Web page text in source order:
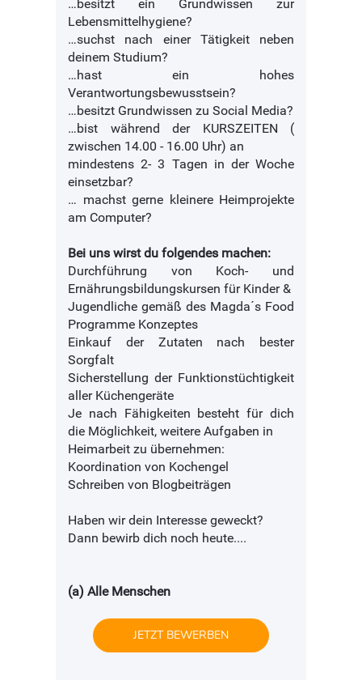
…besitzt ein Grundwissen zur
Lebensmittelhygiene?
…suchst nach einer Tätigkeit neben
deinem Studium?
…hast ein hohes
Verantwortungsbewusstsein?
…besitzt Grundwissen zu Social Media?
…bist während der KURSZEITEN (
zwischen 14.00 - 16.00 Uhr) an
mindestens 2- 3 Tagen in der Woche
einsetzbar?
… machst gerne kleinere Heimprojekte
am Computer?
Bei uns wirst du folgendes machen:
Durchführung von Koch- und
Ernährungsbildungskursen für Kinder &
Jugendliche gemäß des Magda´s Food
Programme Konzeptes
Einkauf der Zutaten nach bester
Sorgfalt
Sicherstellung der Funktionstüchtigkeit
aller Küchengeräte
Je nach Fähigkeiten besteht für dich
die Möglichkeit, weitere Aufgaben in
Heimarbeit zu übernehmen:
Koordination von Kochengel
Schreiben von Blogbeiträgen
Haben wir dein Interesse geweckt?
Dann bewirb dich noch heute....
(a) Alle Menschen
JETZT BEWERBEN